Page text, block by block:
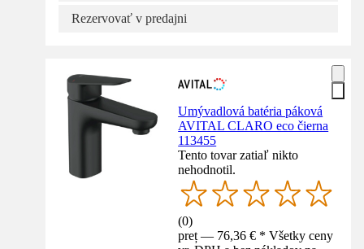
Rezervovať v predajni
Umývadlová batéria páková
AVITAL CLARO eco čierna
113455
Tento tovar zatiaľ nikto
nehodnotil.
(0)
preț — 76,36 € * Všetky ceny